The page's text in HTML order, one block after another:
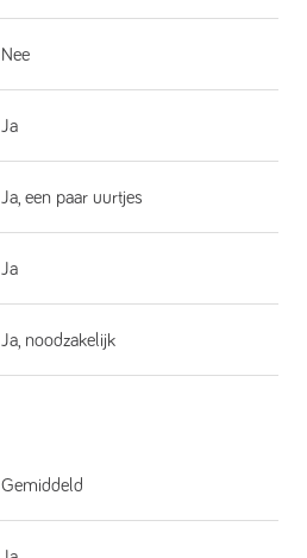
Nee
Ja
Ja, een paar uurtjes
Ja
Ja, noodzakelijk
Gemiddeld